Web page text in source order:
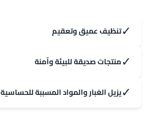
✓تنظيف عميق وتعقيم
✓منتجات صديقة للبيئة وآمنة
✓يزيل الغبار والمواد المسببة للحساسية